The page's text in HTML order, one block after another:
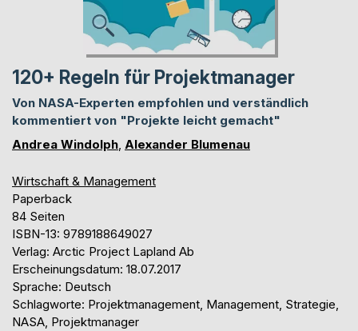
120+ Regeln für Projektmanager
Von NASA-Experten empfohlen und verständlich
kommentiert von "Projekte leicht gemacht"
Andrea Windolph, Alexander Blumenau
Wirtschaft & Management
Paperback
84 Seiten
ISBN-13: 9789188649027
Verlag: Arctic Project Lapland Ab
Erscheinungsdatum: 18.07.2017
Sprache: Deutsch
Schlagworte: Projektmanagement, Management, Strategie,
NASA, Projektmanager